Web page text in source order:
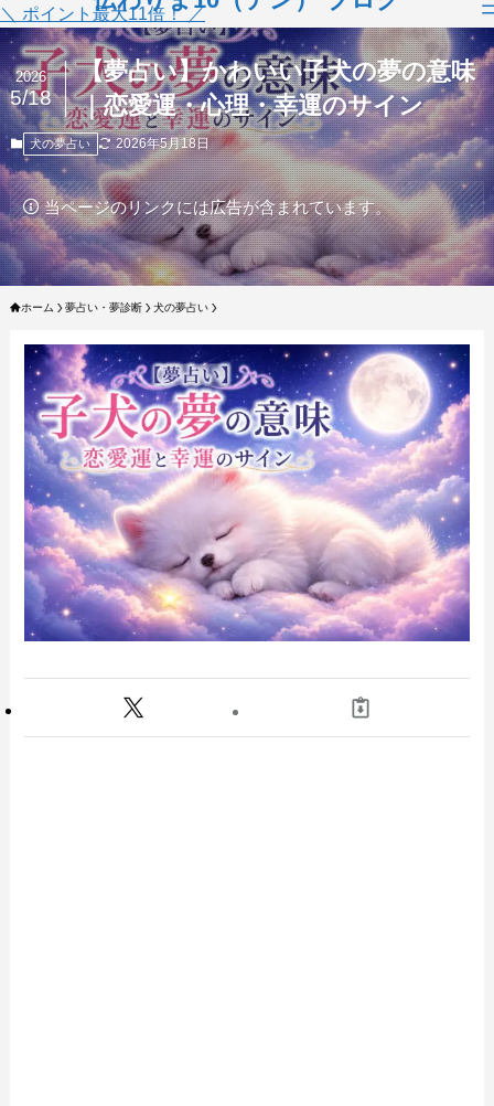
＼ ポイント最大11倍！ ／
【夢占い】かわいい子犬の夢の意味
｜恋愛運・心理・幸運のサイン
2026
5/18
犬の夢占い 2026年5月18日
当ページのリンクには広告が含まれています。
ホーム 夢占い・夢診断 犬の夢占い